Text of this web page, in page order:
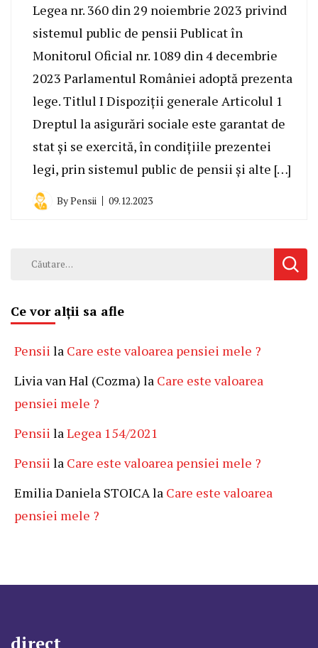
Legea nr. 360 din 29 noiembrie 2023 privind
sistemul public de pensii Publicat în
Monitorul Oficial nr. 1089 din 4 decembrie
2023 Parlamentul României adoptă prezenta
lege. Titlul I Dispoziții generale Articolul 1
Dreptul la asigurări sociale este garantat de
stat și se exercită, în condițiile prezentei
legi, prin sistemul public de pensii și alte […]
ByPensii 09.12.2023
Caută
Ce vor alții sa afle
Pensii la Care este valoarea pensiei mele ?
Livia van Hal (Cozma) la Care este valoarea
pensiei mele ?
Pensii la Legea 154/2021
Pensii la Care este valoarea pensiei mele ?
Emilia Daniela STOICA la Care este valoarea
pensiei mele ?
direct